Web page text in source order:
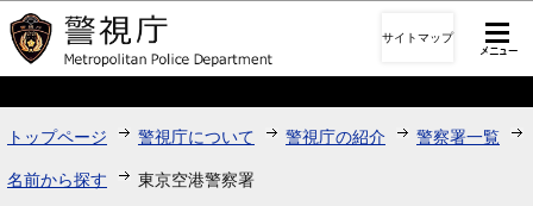
このページの本文へ移動
サイトマップ
トップページ 警視庁について 警視庁の紹介 警察署一覧
名前から探す 東京空港警察署